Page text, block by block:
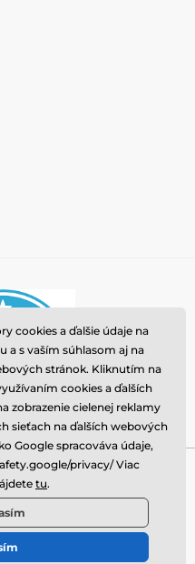
14, 74718, Píšť, Česká
info@tvrzenaskla.eu,
145
vytvorila
cookies a ďalšie údaje na
a s vaším súhlasom aj na
stránok. Kliknutím na
cookies a ďalších
zobrazenie cielenej reklamy
sieťach na ďalších webových
Google spracováva údaje,
privacy/ Viac
tu.